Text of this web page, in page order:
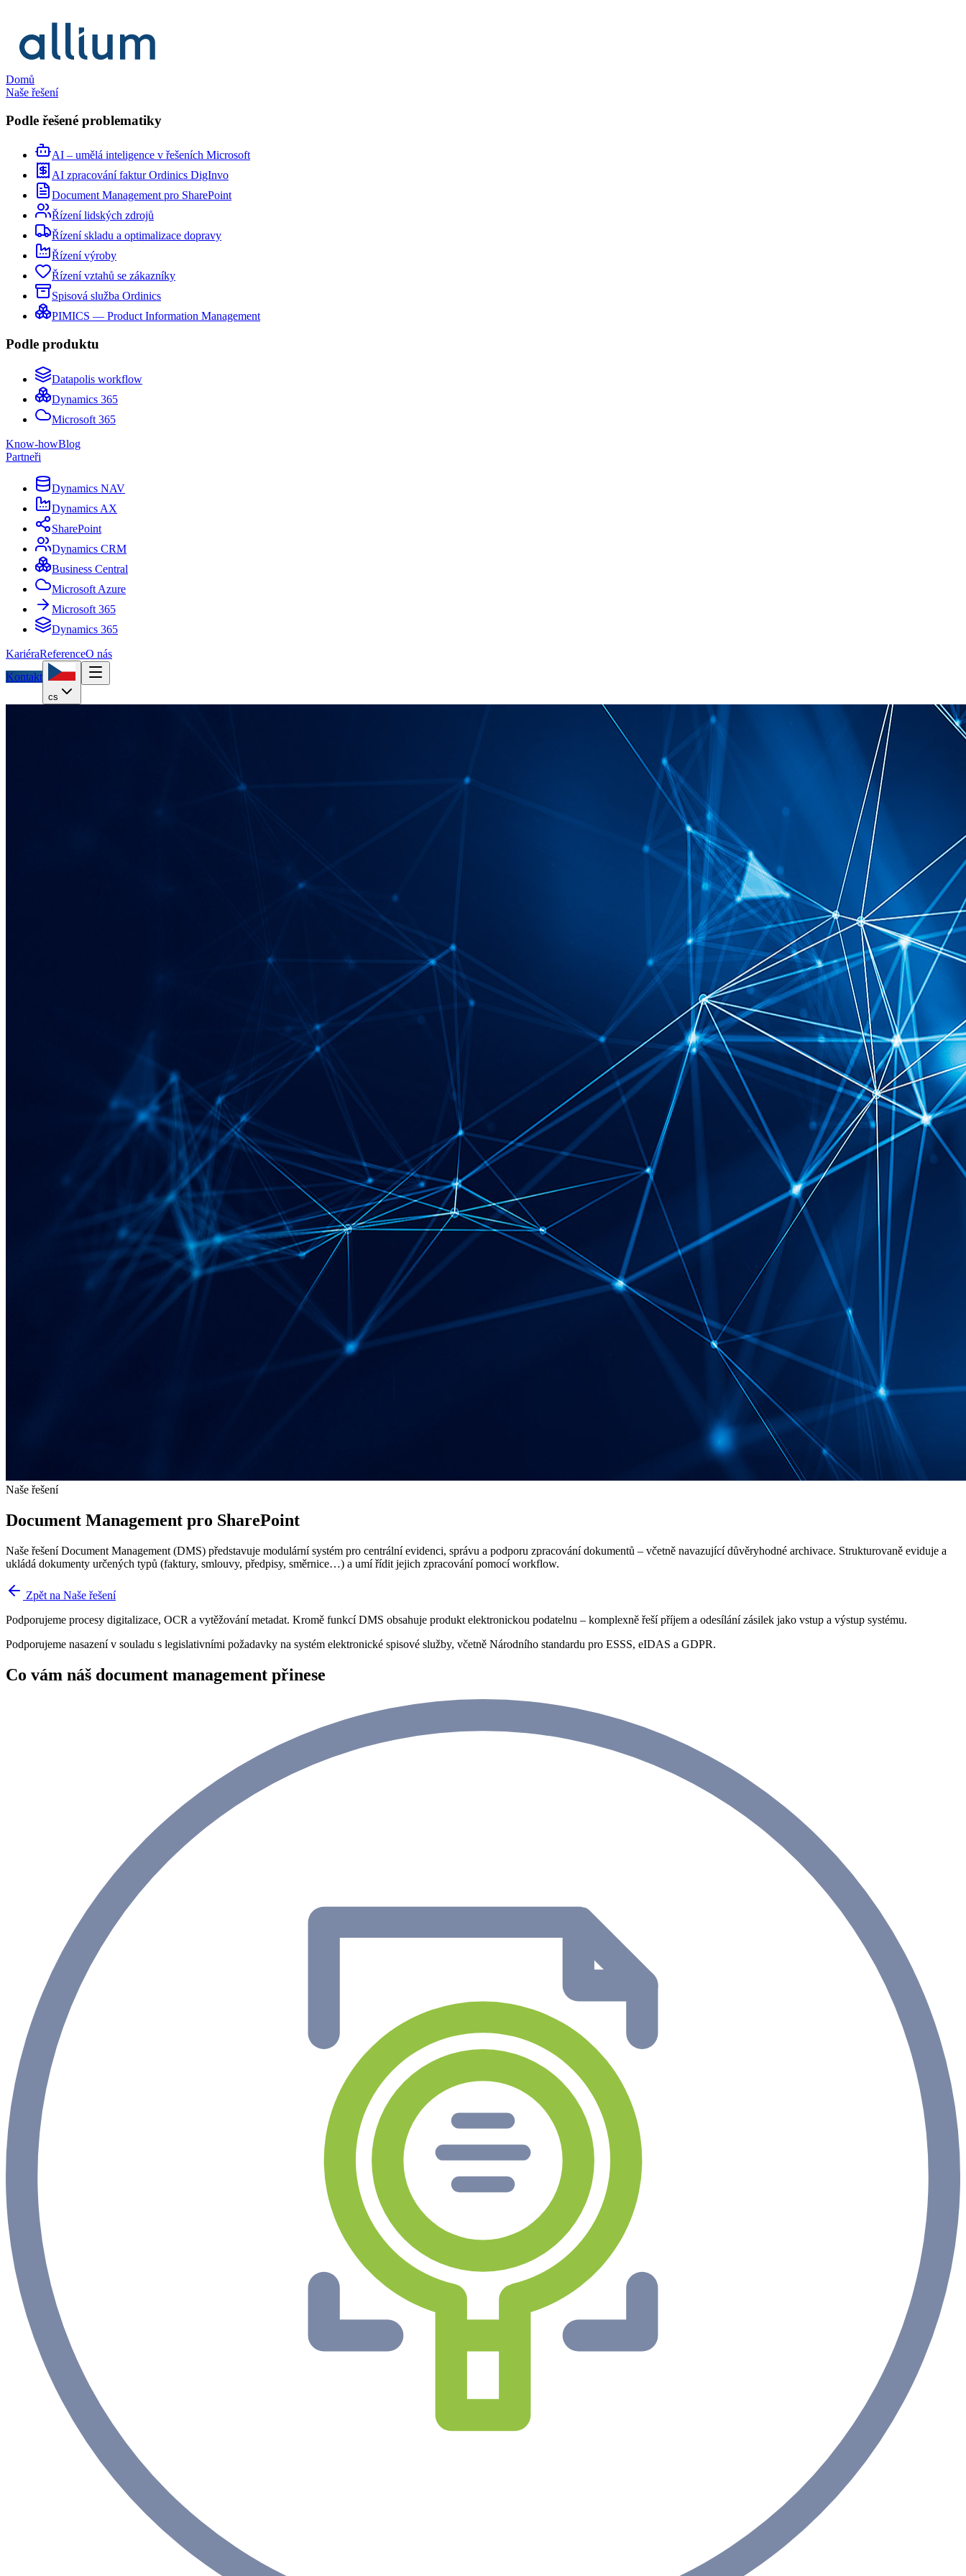
Domů
Naše řešení
Podle řešené problematiky
AI – umělá inteligence v řešeních Microsoft
AI zpracování faktur Ordinics DigInvo
Document Management pro SharePoint
Řízení lidských zdrojů
Řízení skladu a optimalizace dopravy
Řízení výroby
Řízení vztahů se zákazníky
Spisová služba Ordinics
PIMICS — Product Information Management
Podle produktu
Datapolis workflow
Dynamics 365
Microsoft 365
Know-howBlog
Partneři
Dynamics NAV
Dynamics AX
SharePoint
Dynamics CRM
Business Central
Microsoft Azure
Microsoft 365
Dynamics 365
KariéraReferenceO nás
Kontakt
cs
Naše řešení
Document Management pro SharePoint
Naše řešení Document Management (DMS) představuje modulární systém pro centrální evidenci, správu a podporu zpracování dokumentů – včetně navazující důvěryhodné archivace. Strukturovaně eviduje a
ukládá dokumenty určených typů (faktury, smlouvy, předpisy, směrnice…) a umí řídit jejich zpracování pomocí workflow.
Zpět na Naše řešení
Podporujeme procesy digitalizace, OCR a vytěžování metadat. Kromě funkcí DMS obsahuje produkt elektronickou podatelnu – komplexně řeší příjem a odesílání zásilek jako vstup a výstup systému.
Podporujeme nasazení v souladu s legislativními požadavky na systém elektronické spisové služby, včetně Národního standardu pro ESSS, eIDAS a GDPR.
Co vám náš document management přinese